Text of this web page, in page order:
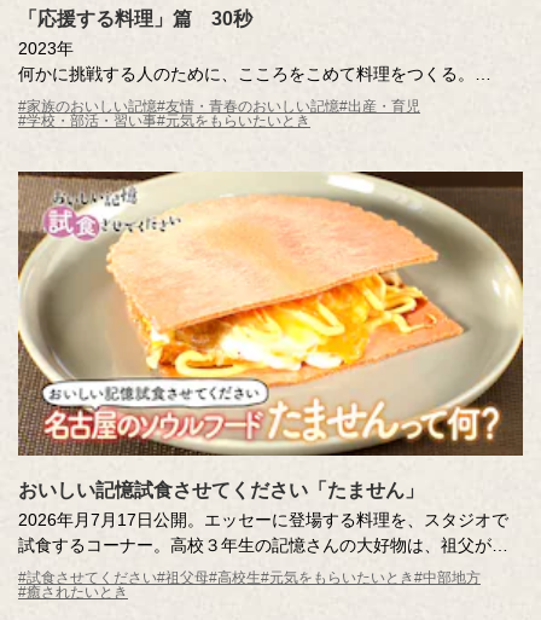
「応援する料理」篇 30秒
2023年
何かに挑戦する人のために、こころをこめて料理をつくる。
そんな料理の音には、料理をする人のこころが伝わって「がんば
れ！」の音が鳴る。
煮る音……。
料理の音を一つひとつ、つないでみたら、メロディが生まれ、
「応援する料理」のCMができあがりました。
みなさんの日常でも、料理の音に耳を澄ましてみてください。
「がんばれ！」と「がんばる！」の間にいつも、「おいしい記憶
をつくりたい。」のキッコーマンはいます。
#家族のおいしい記憶#友情・青春のおいしい記憶#出産・育児
#学校・部活・習い事#元気をもらいたいとき
おいしい記憶試食させてください「たません」
2026年月7月17日公開。エッセーに登場する料理を、スタジオで
試食するコーナー。高校３年生の記憶さんの大好物は、祖父がつ
くってくれた「たません」。おやつにぴったりのその味は、記憶
さんと妹さんしか知らない特別なおいしい記憶。名古屋のローカ
#試食させてください#祖父母#高校生#元気をもらいたいとき#中部地方
#癒されたいとき